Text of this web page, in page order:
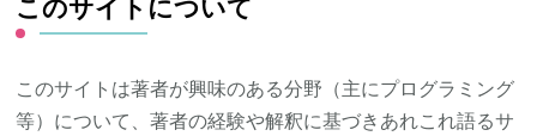
このサイトについて
このサイトは著者が興味のある分野（主にプログラミング
等）について、著者の経験や解釈に基づきあれこれ語るサ